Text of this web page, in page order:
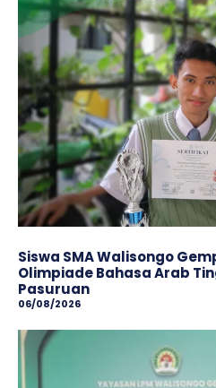
Siswa SMA Walisongo
Olimpiade Bahasa Arab
Pasuruan
06/08/2026